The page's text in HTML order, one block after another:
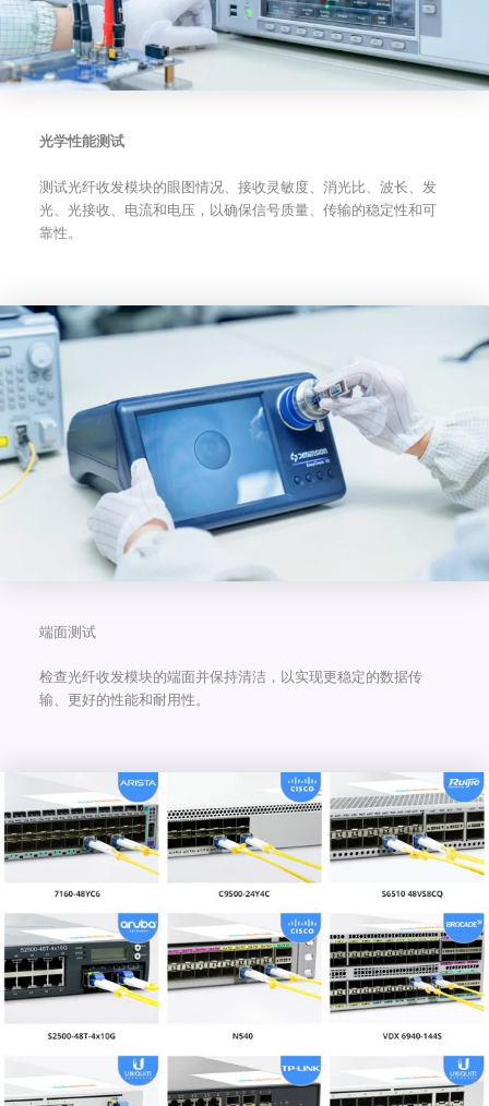
光学性能测试
测试光纤收发模块的眼图情况、接收灵敏度、消光比、波长、发
光、光接收、电流和电压，以确保信号质量、传输的稳定性和可
靠性。
端面测试
检查光纤收发模块的端面并保持清洁，以实现更稳定的数据传
输、更好的性能和耐用性。